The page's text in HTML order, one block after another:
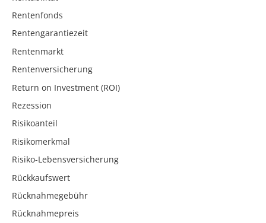
Rentenfonds
Rentengarantiezeit
Rentenmarkt
Rentenversicherung
Return on Investment (ROI)
Rezession
Risikoanteil
Risikomerkmal
Risiko-Lebensversicherung
Rückkaufswert
Rücknahmegebühr
Rücknahmepreis